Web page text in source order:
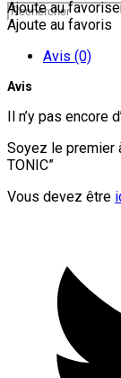
Ajoute au favoris
Ajoute au favoris
Avis (0)
Avis
Il n’y pas encore
Soyez le premier
TONIC”
Vous devez être